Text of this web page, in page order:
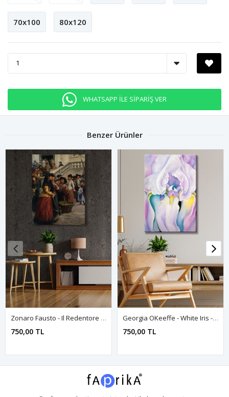
70x100 80x120
WHATSAPP İLE SİPARİŞ VER
Benzer Ürünler
Zonaro Fausto - Il Redentore - 106456 - Dekoratif Duvar Kanvas Tablo
750,00 TL
Georgia OKeeffe - White Iris - 106376 - Dekoratif Duvar Kanvas Tablo
750,00 TL